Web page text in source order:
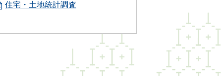
住宅・土地統計調査